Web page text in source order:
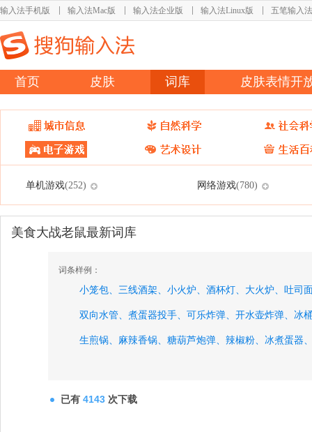
输入法手机版 输入法Mac版 输入法企业版 输入法Linux版 五笔输入法
首页 皮肤 词库 皮肤表情开
单机游戏(252) 网络游戏(780)
美食大战老鼠最新词库
词条样例：
小笼包、 三线酒架、 小火炉、 酒杯灯、 大火炉、 吐司
双向水管、 煮蛋器投手、 可乐炸弹、 开水壶炸弹、 冰
生煎锅、 麻辣香锅、 糖葫芦炮弹、 辣椒粉、 冰煮蛋器
已有 4143 次下载